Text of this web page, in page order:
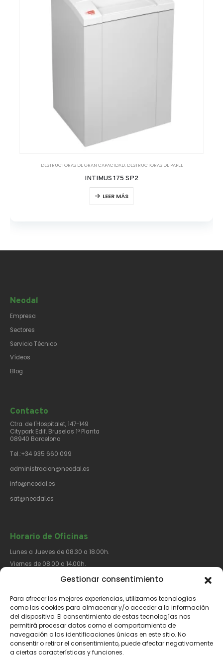
Gestionar consentimiento
Para ofrecer las mejores experiencias, utilizamos tecnologías
como las cookies para almacenar y/o acceder a la información
del dispositivo. El consentimiento de estas tecnologías nos
permitirá procesar datos como el comportamiento de
navegación o las identificaciones únicas en este sitio. No
consentir o retirar el consentimiento, puede afectar negativamente
a ciertas características y funciones.
DESTRUCTORAS DE GRAN CAPACIDAD, DESTRUCTORAS DE PAPEL
INTIMUS 175 SP2
LEER MÁS
Neodal
Empresa
Sectores
Servicio Técnico
Vídeos
Blog
Contacto​
Ctra. de l'Hospitalet, 147-149
Citypark Edif. Bruselas 1ª Planta
08940 Barcelona
Tel.:+34 935 660 099
administracion@neodal.es
info@neodal.es
sat@neodal.es
Horario de Oficinas
Lunes a Jueves de 08.30 a 18.00h.
Viernes de 08.00 a 14.00h.
Síguenos​